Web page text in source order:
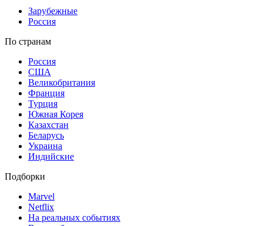
Зарубежные
Россия
По странам
Россия
США
Великобритания
Франция
Турция
Южная Корея
Казахстан
Беларусь
Украина
Индийские
Подборки
Marvel
Netflix
На реальных событиях